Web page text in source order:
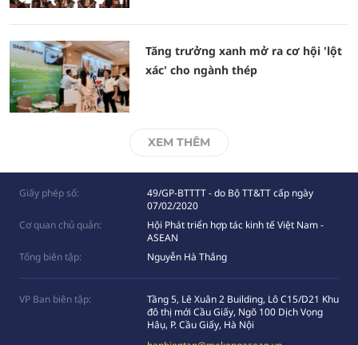
Tăng trưởng xanh mở ra cơ hội 'lột
xác' cho ngành thép
XEM THÊM
Giấy phép số:
49/GP-BTTTT - do Bộ TT&TT cấp ngày
07/02/2020
Cơ quan chủ quản:
Hội Phát triển hợp tác kinh tế Việt Nam -
ASEAN
Tổng biên tập:
Nguyễn Hà Thắng
VP Ban biên tập:
Tầng 5, Lê Xuân 2 Building, Lô C15/D21 Khu
đô thị mới Cầu Giấy, Ngõ 100 Dịch Vọng
Hâụ, P. Cầu Giấy, Hà Nội